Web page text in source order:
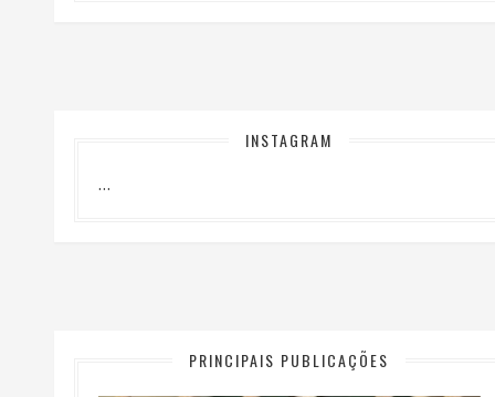
INSTAGRAM
…
PRINCIPAIS PUBLICAÇÕES